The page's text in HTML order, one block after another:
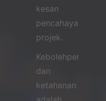
kesan
pencahayaan
projek.
Kebolehpercayaan
dan
ketahanan